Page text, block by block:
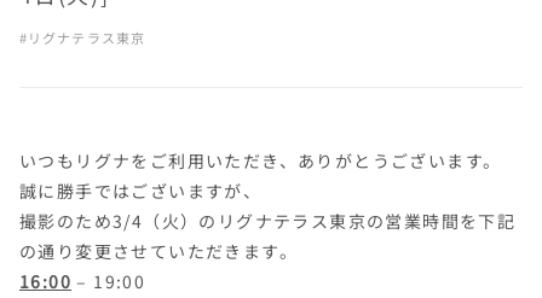
リグナテラス東京
いつもリグナをご利用いただき、ありがとうございます。
誠に勝手ではございますが、
撮影のため3/4（火）のリグナテラス東京の営業時間を下記
の通り変更させていただきます。
16:00 – 19:00